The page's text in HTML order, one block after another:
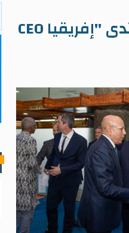
ولد الغزواني يتوجه إلى كيغالي للمشاركة في منتدى "إفريقيا CEO